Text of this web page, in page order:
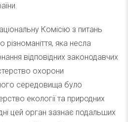
Комісію з питань
різноманіття, яка несла
відповідних законодавчих
охорони
середовища було
екології та природних
цей орган зазнає подальших